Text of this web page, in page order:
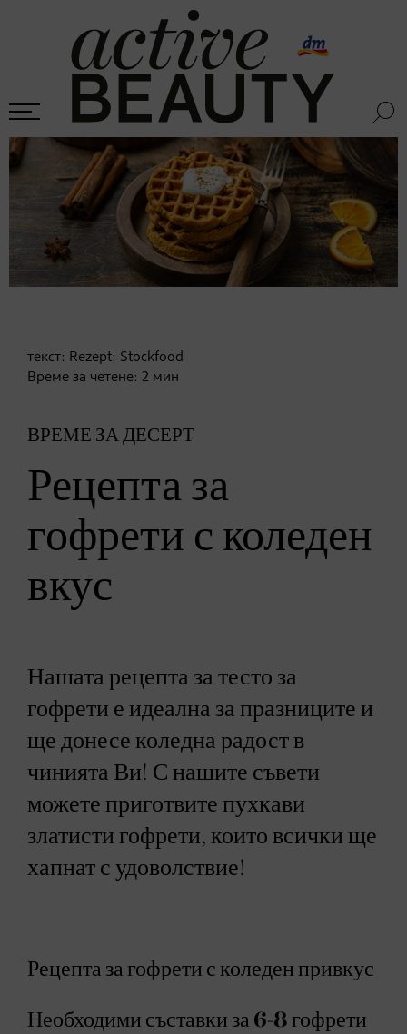
текст: Rezept: Stockfood
Време за четене: 2 мин
ВРЕМЕ ЗА ДЕСЕРТ
Рецепта за
гофрети с коледен
вкус
Нашата рецепта за тесто за
гофрети е идеална за празниците и
ще донесе коледна радост в
чинията Ви! С нашите съвети
можете приготвите пухкави
златисти гофрети, които всички ще
хапнат с удоволствие!
Рецепта за гофрети с коледен привкус
Необходими съставки за 6-8 гофрети